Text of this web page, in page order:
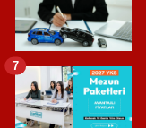
7